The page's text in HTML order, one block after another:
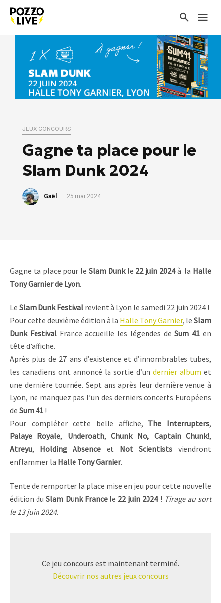
JEUX CONCOURS
Gagne ta place pour le
Slam Dunk 2024
Gaël 25 mai 2024
Gagne ta place pour le Slam Dunkle 22 juin 2024à la Halle
Tony Garnier de Lyon.
Le Slam Dunk Festival revient à Lyon le samedi 22 juin 2024 !
Pour cette deuxième édition à la Halle Tony Garnier, le Slam
Dunk FestivalFrance accueille les légendes deSum 41 en
tête d’affiche.
Après plus de 27 ans d’existence et d’innombrables tubes,
les canadiens ont annoncé la sortie d’un dernier album et
une dernière tournée. Sept ans après leur dernière venue à
Lyon, ne manquez pas l’un des derniers concerts Européens
de Sum 41 !
Pour compléter cette belle affiche, The Interrupters,
Palaye Royale, Underoath,Chunk No, Captain Chunk!,
Atreyu, Holding Absence et Not Scientists viendront
enflammer la Halle Tony Garnier.
Tente de remporter la place mise en jeu pour cette nouvelle
édition duSlam Dunk Francele 22 juin 2024! Tirage au sort
le 13 juin 2024.
Ce jeu concours est maintenant terminé.
Découvrir nos autres jeux concours